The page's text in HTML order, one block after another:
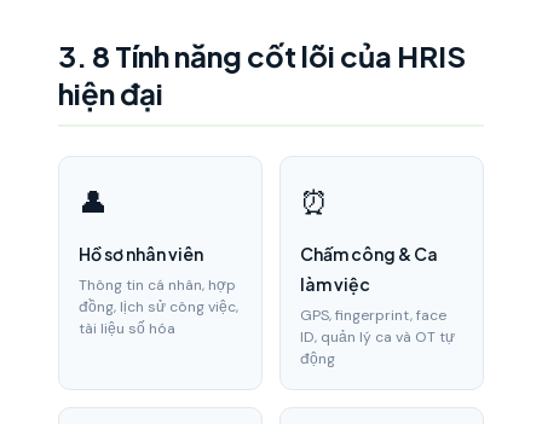
3. 8 Tính năng cốt lõi của HRIS
hiện đại
👤
Hồ sơ nhân viên
Thông tin cá nhân, hợp
đồng, lịch sử công việc,
tài liệu số hóa
⏰
Chấm công & Ca
làm việc
GPS, fingerprint, face
ID, quản lý ca và OT tự
động